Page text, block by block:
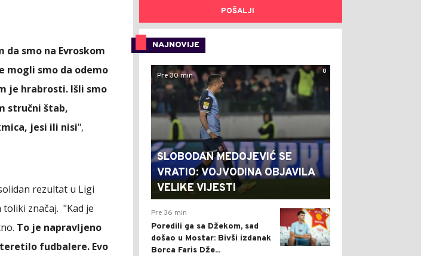
smo na Evroskom
mogli smo da odemo
je hrabrosti. Išli smo
stručni štab,
jesi ili nisi",
rezultat u Ligi
značaj. "Kad je
To je napravljeno
fudbalere. Evo
POŠALJI
NAJNOVIJE
0
Pre 30 min
SLOBODAN MEDOJEVIĆ SE
VRATIO: VOJVODINA OBJAVILA
VELIKE VIJESTI
0
Pre 36 min
Poredili ga sa Džekom, sad
došao u Mostar: Bivši izdanak
Borca Faris Dže...